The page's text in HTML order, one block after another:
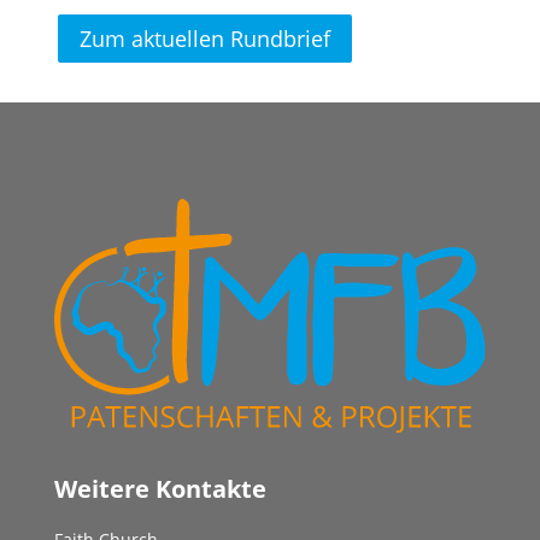
Zum aktuellen Rundbrief
Weitere Kontakte